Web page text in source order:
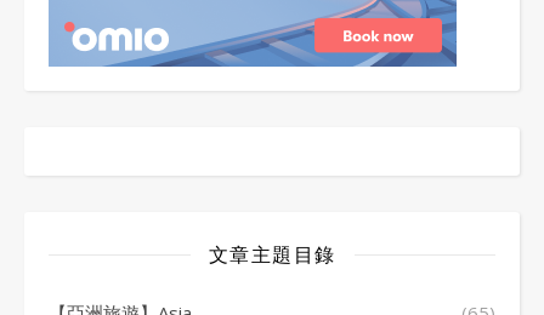
文章主題目錄